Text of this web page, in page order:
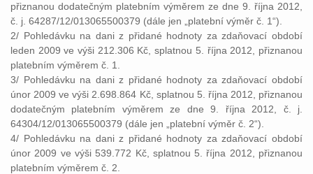
přiznanou dodatečným platebním výměrem ze dne 9. října 2012,
č. j. 64287/12/013065500379 (dále jen „platební výměr č. 1“).
2/ Pohledávku na dani z přidané hodnoty za zdaňovací období
leden 2009 ve výši 212.306 Kč, splatnou 5. října 2012, přiznanou
platebním výměrem č. 1.
3/ Pohledávku na dani z přidané hodnoty za zdaňovací období
únor 2009 ve výši 2.698.864 Kč, splatnou 5. října 2012, přiznanou
dodatečným platebním výměrem ze dne 9. října 2012, č. j.
64304/12/013065500379 (dále jen „platební výměr č. 2“).
4/ Pohledávku na dani z přidané hodnoty za zdaňovací období
únor 2009 ve výši 539.772 Kč, splatnou 5. října 2012, přiznanou
platebním výměrem č. 2.